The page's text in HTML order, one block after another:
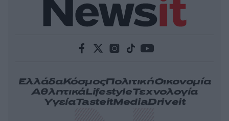
ΕλλάδαΚόσμοςΠολιτικήΟικονομία
ΑθλητικάLifestyleΤεχνολογία
ΥγείαTasteitMediaDriveit